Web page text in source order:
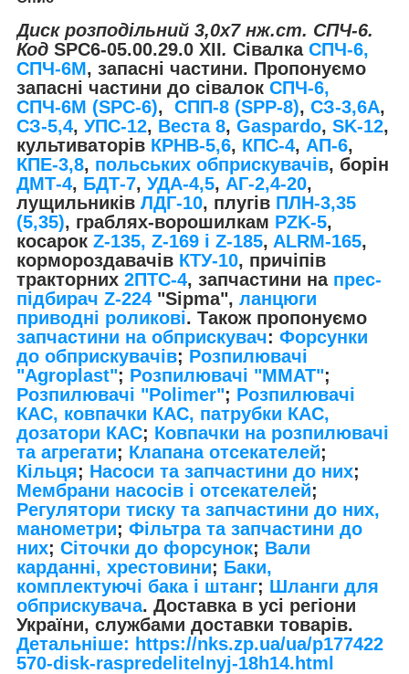
Диск розподільний 3,0х7 нж.ст. СПЧ-6.
Код SPC6-05.00.29.0 ХII. Сівалка СПЧ-6,
СПЧ-6М, запасні частини. Пропонуємо
запасні частини до сівалок СПЧ-6,
СПЧ-6М (SPС-6), СПП-8 (SPP-8), СЗ-3,6А,
СЗ-5,4, УПС-12, Веста 8, Gaspardo, SK-12,
культиваторів КРНВ-5,6, КПС-4, АП-6,
КПЕ-3,8, польських обприскувачів, борін
ДМТ-4, БДТ-7, УДА-4,5, АГ-2,4-20,
лущильників ЛДГ-10, плугів ПЛН-3,35
(5,35), граблях-ворошилкам PZK-5,
косарок Z-135, Z-169 і Z-185, ALRM-165,
кормороздавачів КТУ-10, причіпів
тракторних 2ПТС-4, запчастини на прес-
підбирач Z-224 "Sipma", ланцюги
приводні роликові. Також пропонуємо
запчастини на обприскувач: Форсунки
до обприскувачів; Розпилювачі
"Agroplast"; Розпилювачі "MMAT";
Розпилювачі "Polimer"; Розпилювачі
КАС, ковпачки КАС, патрубки КАС,
дозатори КАС; Ковпачки на розпилювачі
та агрегати; Клапана отсекателей;
Кільця; Насоси та запчастини до них;
Мембрани насосів і отсекателей;
Регулятори тиску та запчастини до них,
манометри; Фільтра та запчастини до
них; Сіточки до форсунок; Вали
карданні, хрестовини; Баки,
комплектуючі бака і штанг; Шланги для
обприскувача. Доставка в усі регіони
України, службами доставки товарів.
Детальніше: https://nks.zp.ua/ua/p177422
570-disk-raspredelitelnyj-18h14.html